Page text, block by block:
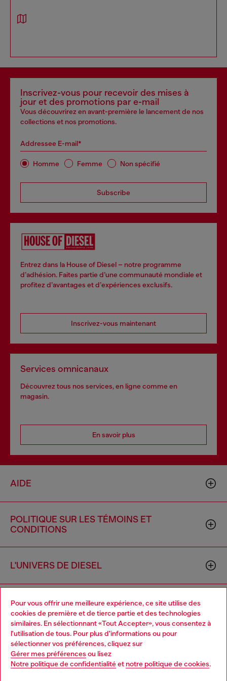
Pour vous offrir une meilleure expérience, ce site utilise des
cookies de première et de tierce partie et des technologies
similaires. En sélectionnant «Tout Accepter», vous consentez à
l'utilisation de tous. Pour plus d'informations ou pour
sélectionner vos préférences, cliquez sur
Gérer mes préférences ou lisez
Notre politique de confidentialitéet notre politique de cookies.
Inscrivez-vous pour recevoir des mises à
jour et des promotions par e-mail
Vous découvrirez en avant-première le lancement de nos
collections et nos promotions.
Addressee E-mail*
Homme Femme Non spécifié
Subscribe
Entrez dans la House of Diesel – notre programme
d’adhésion. Faites partie d’une communauté mondiale et
profitez d’avantages et d’expériences exclusifs.
Inscrivez-vous maintenant
Services omnicanaux
Découvrez tous nos services, en ligne comme en
magasin.
En savoir plus
AIDE
POLITIQUE SUR LES TÉMOINS ET
CONDITIONS
L'UNIVERS DE DIESEL
ENTREPRISE
Choose your location
You are currently browsing Canada website, but it seems you
may be based in United States